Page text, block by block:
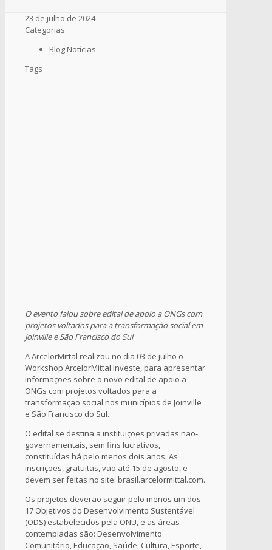
23 de julho de 2024
Categorias
Blog Notícias
Tags
O evento falou sobre edital de apoio a ONGs com
projetos voltados para a transformação social em
Joinville e São Francisco do Sul
A ArcelorMittal realizou no dia 03 de julho o
Workshop ArcelorMittal Investe, para apresentar
informações sobre o novo edital de apoio a
ONGs com projetos voltados para a
transformação social nos municípios de Joinville
e São Francisco do Sul.
O edital se destina a instituições privadas não-
governamentais, sem fins lucrativos,
constituídas há pelo menos dois anos. As
inscrições, gratuitas, vão até 15 de agosto, e
devem ser feitas no site: brasil.arcelormittal.com.
Os projetos deverão seguir pelo menos um dos
17 Objetivos do Desenvolvimento Sustentável
(ODS) estabelecidos pela ONU, e as áreas
contempladas são: Desenvolvimento
Comunitário, Educação, Saúde, Cultura, Esporte,